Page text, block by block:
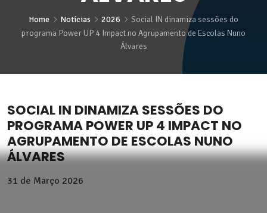
Home Notícias 2026
Social IN dinamiza sessões do
programa Power UP 4 Impact no Agrupamento de Escolas Nuno
Álvares
SOCIAL IN DINAMIZA SESSÕES DO
PROGRAMA POWER UP 4 IMPACT NO
AGRUPAMENTO DE ESCOLAS NUNO
ÁLVARES
31 de Março 2026